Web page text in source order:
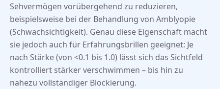
Sehvermögen vorübergehend zu reduzieren,
beispielsweise bei der Behandlung von Amblyopie
(Schwachsichtigkeit). Genau diese Eigenschaft macht
sie jedoch auch für Erfahrungsbrillen geeignet: Je
nach Stärke (von <0.1 bis 1.0) lässt sich das Sichtfeld
kontrolliert stärker verschwimmen – bis hin zu
nahezu vollständiger Blockierung.